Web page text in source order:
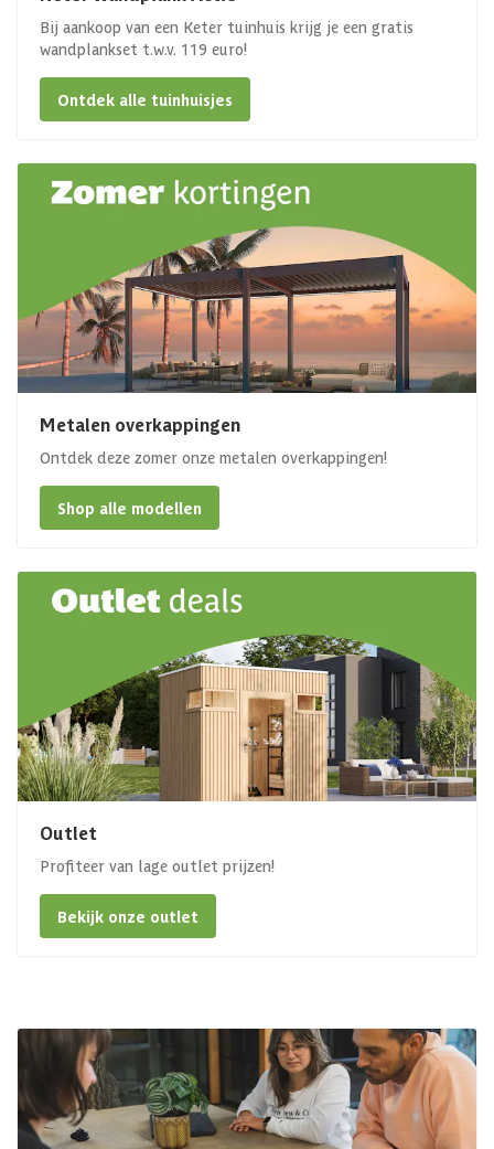
Bij aankoop van een Keter tuinhuis krijg je een gratis
wandplankset t.w.v. 119 euro!
Ontdek alle tuinhuisjes
Metalen overkappingen
Ontdek deze zomer onze metalen overkappingen!
Shop alle modellen
Outlet
Profiteer van lage outlet prijzen!
Bekijk onze outlet